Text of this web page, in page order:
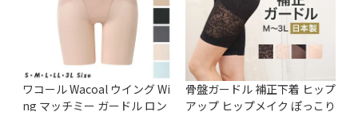
ワコール Wacoal ウイング Wi
ng マッチミー ガードル ロン
骨盤ガードル 補正下着 ヒップ
アップ ヒップメイク ぽっこり